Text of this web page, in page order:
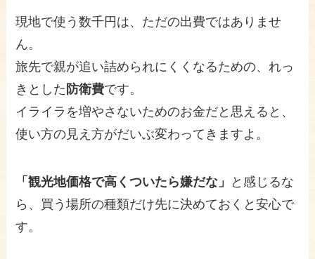
現地で使う数千円は、ただの出費ではありませ
ん。
旅先で親が追い詰められにくくなるための、れっ
きとした 防衛費です。
イライラを増やさないためのお金だと思えると、
使い方の見え方がだいぶ変わってきますよ。
「観光地価格で高くついたら嫌だな」
と感じるな
ら、買う場所の種類だけ先に決めておくと安心で
す。